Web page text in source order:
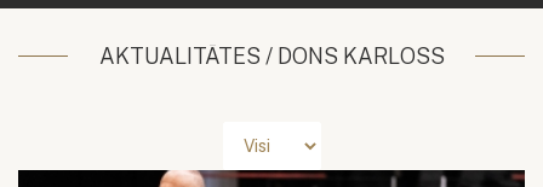
AKTUALITĀTES / DONS KARLOSS